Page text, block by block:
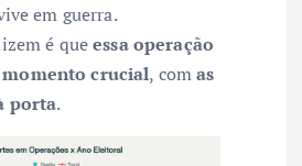
em guerra.
é queessa operação
crucial, comas
porta.